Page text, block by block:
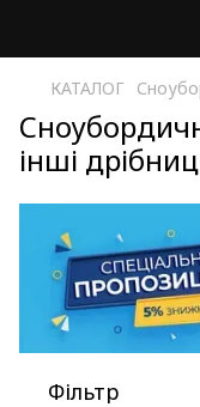
КАТАЛОГ
інші
Фільтр